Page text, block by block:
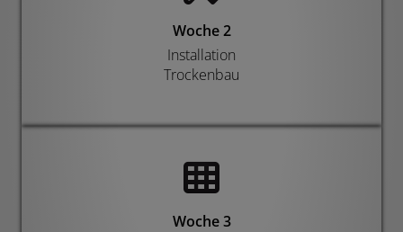
Woche 2
Installation
Trockenbau
Woche 3